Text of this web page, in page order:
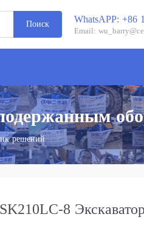
Поиск WhatsAPP: +86
Email:
решений
8 Экскаватор